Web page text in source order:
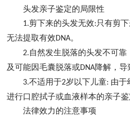
头发亲子鉴定的局限性
1.剪下来的头发无效:只有剪
无法提取有效DNA。
2.自然发生脱落的头发不可
及可能因毛囊脱落或DNA降解，导
3.不适用于2岁以下儿童: 由于
进行口腔拭子或血液样本的亲子鉴
法律效力的注意事项